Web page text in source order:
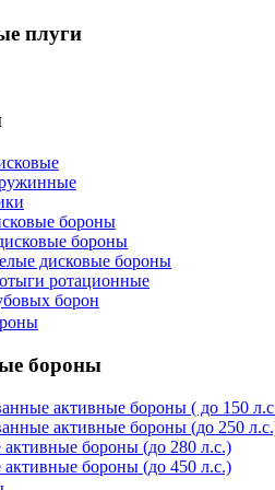
плуги
бороны
бороны
дисковые бороны
ротационные
борон
бороны
активные бороны ( до 150
активные бороны (до 250
бороны (до 280 л.с.)
бороны (до 450 л.с.)